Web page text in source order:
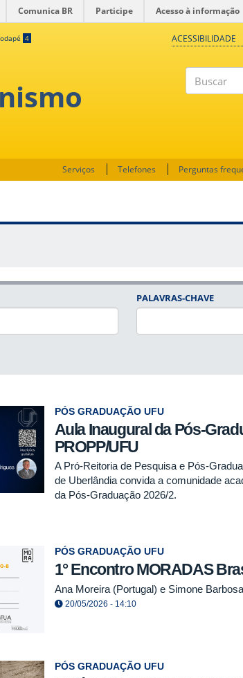
Comunica BR Participe Acesso à informação
4 ACESSIBILIDADE
Serviços Telefones Perguntas
PALAVRAS-CHAVE
PÓS GRADUAÇÃO UFU
Aula Inaugural da Pós-
PROPP/UFU
A Pró-Reitoria de Pesquisa e Pós-
de Uberlândia convida a comunidade
da Pós-Graduação 2026/2.
PÓS GRADUAÇÃO UFU
1° Encontro MORADAS
Ana Moreira (Portugal) e Simone
20/05/2026 - 14:10
PÓS GRADUAÇÃO UFU